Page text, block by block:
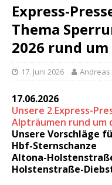
Express-
Thema
2026 rund
17. Juni 2026
17.06.2026
Unsere 2.Express-
Alpträumen rund um
Unsere Vorschläge
Hbf-Sternschanze
Altona-
Holstenstraße-